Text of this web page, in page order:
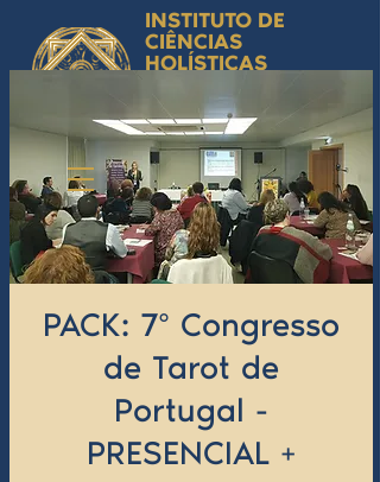
INSTITUTO DE
CIÊNCIAS
HOLÍSTICAS
by Isabel Valente Gomes
Ciência Simbólica
Aplicada e
Desenvolvimento
Humano
PACK: 7º Congresso
de Tarot de
Portugal -
PRESENCIAL +